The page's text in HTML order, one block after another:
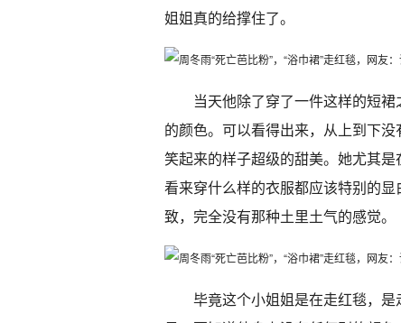
姐姐真的给撑住了。
当天他除了穿了一件这样的短
的颜色。可以看得出来，从上到下
笑起来的样子超级的甜美。她尤其是
看来穿什么样的衣服都应该特别的
致，完全没有那种土里土气的感觉。
毕竟这个小姐姐是在走红毯，